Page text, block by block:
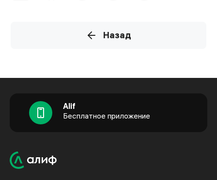
Назад
Alif
Бесплатное приложение